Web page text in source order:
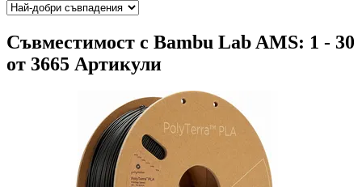
Съвместимост с Bambu Lab AMS: 1 - 30
от 3665 Артикули